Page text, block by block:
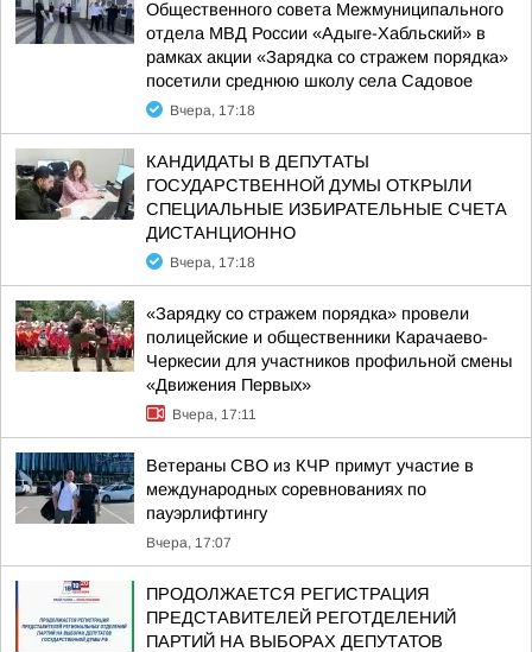
Общественного совета Межмуниципального
отдела МВД России «Адыге-Хабльский» в
рамках акции «Зарядка со стражем порядка»
посетили среднюю школу села Садовое
Вчера, 17:18
КАНДИДАТЫ В ДЕПУТАТЫ
ГОСУДАРСТВЕННОЙ ДУМЫ ОТКРЫЛИ
СПЕЦИАЛЬНЫЕ ИЗБИРАТЕЛЬНЫЕ СЧЕТА
ДИСТАНЦИОННО
Вчера, 17:18
«Зарядку со стражем порядка» провели
полицейские и общественники Карачаево-
Черкесии для участников профильной смены
«Движения Первых»
Вчера, 17:11
Ветераны СВО из КЧР примут участие в
международных соревнованиях по
пауэрлифтингу
Вчера, 17:07
ПРОДОЛЖАЕТСЯ РЕГИСТРАЦИЯ
ПРЕДСТАВИТЕЛЕЙ РЕГОТДЕЛЕНИЙ
ПАРТИЙ НА ВЫБОРАХ ДЕПУТАТОВ